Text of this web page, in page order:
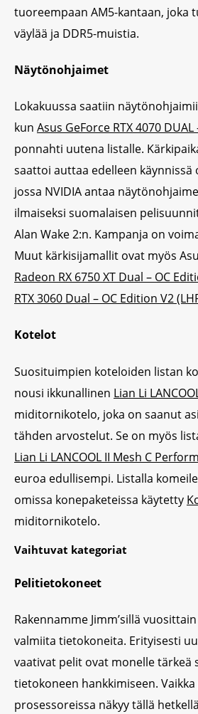
tuoreempaan AM5-kantaan, joka
väylää ja DDR5-muistia.
Näytönohjaimet
Lokakuussa saatiin
kun Asus GeForce RTX 4070
ponnahti uutena listalle.
saattoi auttaa edelleen käynnissä
jossa NVIDIA antaa
ilmaiseksi suomalaisen
Alan Wake 2:n. Kampanja on
Muut kärkisijamallit ovat myös
Radeon RX 6750 XT Dual – OC
RTX 3060 Dual – OC Edition V2
Kotelot
Suosituimpien koteloiden listan
nousi ikkunallinen Lian Li
miditornikotelo, joka on saanut
tähden arvostelut. Se on myös
Lian Li LANCOOL II Mesh C
euroa edullisempi. Listalla
omissa konepaketeissa käytetty
miditornikotelo.
Vaihtuvat kategoriat
Pelitietokoneet
Rakennamme Jimm’sillä
valmiita tietokoneita. Erityisesti
vaativat pelit ovat monelle tärkeä
tietokoneen hankkimiseen. Vaikka
prosessoreissa näkyy tällä